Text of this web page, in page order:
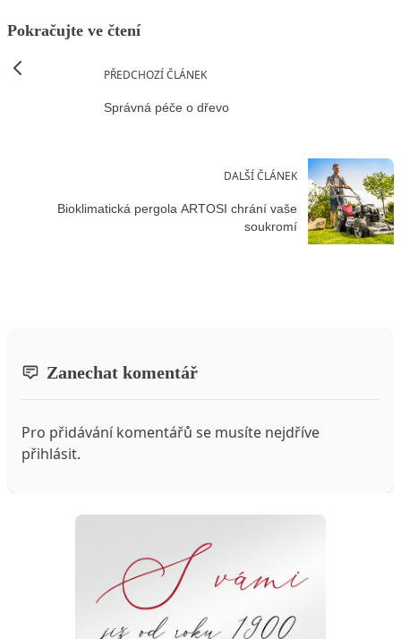
Pokračujte ve čtení
PŘEDCHOZÍ ČLÁNEK
Správná péče o dřevo
DALŠÍ ČLÁNEK
Bioklimatická pergola ARTOSI chrání vaše
soukromí
Zanechat komentář
Pro přidávání komentářů se musíte nejdříve
přihlásit.